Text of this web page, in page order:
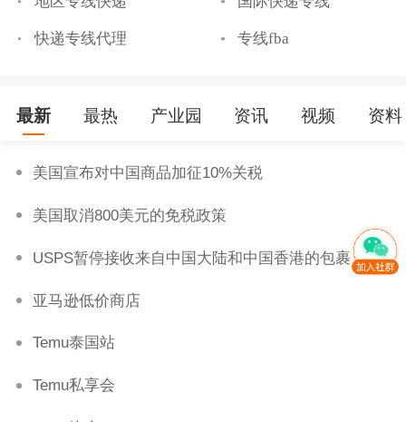
快递专线代理 专线fba
最新 最热 产业园 资讯 视频 资料
美国宣布对中国商品加征10%关税
美国取消800美元的免税政策
USPS暂停接收来自中国大陆和中国香港的包裹
亚马逊低价商店
Temu泰国站
Temu私享会